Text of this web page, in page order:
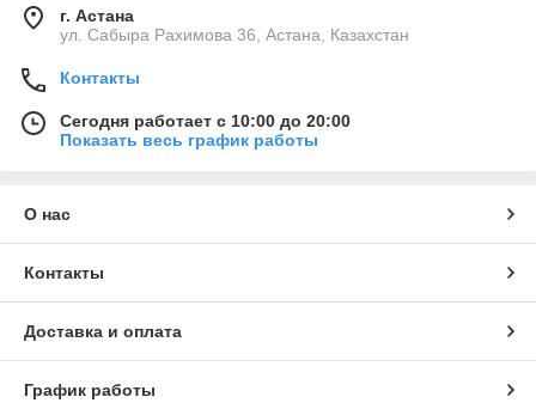
г. Астана
ул. Сабыра Рахимова 36, Астана, Казахстан
Контакты
Сегодня работает с 10:00 до 20:00
Показать весь график работы
О нас
Контакты
Доставка и оплата
График работы